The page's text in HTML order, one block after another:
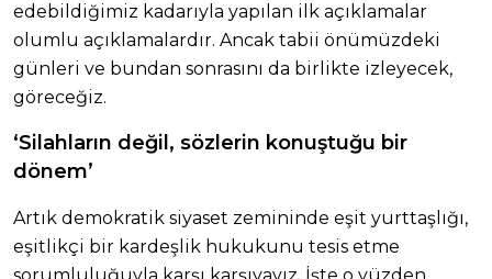
edebildiğimiz kadarıyla yapılan ilk açıklamalar
olumlu açıklamalardır. Ancak tabii önümüzdeki
günleri ve bundan sonrasını da birlikte izleyecek,
göreceğiz.
‘Silahların değil, sözlerin konuştuğu bir
dönem’
Artık demokratik siyaset zemininde eşit yurttaşlığı,
eşitlikçi bir kardeşlik hukukunu tesis etme